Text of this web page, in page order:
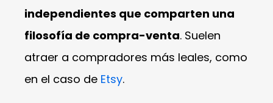
independientes que comparten una
filosofía de compra-venta. Suelen
atraer a compradores más leales, como
en el caso de Etsy.